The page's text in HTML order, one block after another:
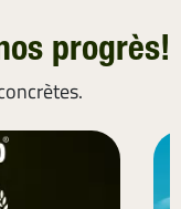
progrès!